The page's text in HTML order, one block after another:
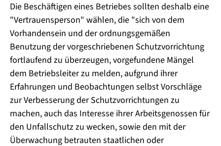
Die Beschäftigen eines Betriebes sollten deshalb eine
"Vertrauensperson" wählen, die "sich von dem
Vorhandensein und der ordnungsgemäßen
Benutzung der vorgeschriebenen Schutzvorrichtung
fortlaufend zu überzeugen, vorgefundene Mängel
dem Betriebsleiter zu melden, aufgrund ihrer
Erfahrungen und Beobachtungen selbst Vorschläge
zur Verbesserung der Schutzvorrichtungen zu
machen, auch das Interesse ihrer Arbeitsgenossen für
den Unfallschutz zu wecken, sowie den mit der
Überwachung betrauten staatlichen oder